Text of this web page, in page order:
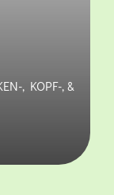
, KOPF-, &